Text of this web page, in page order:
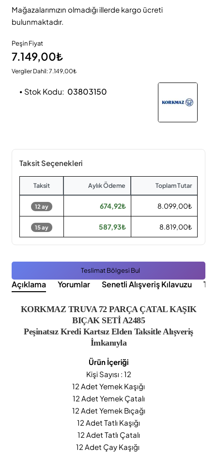
Mağazalarımızın olmadığı illerde kargo ücreti
bulunmaktadır.
Peşin Fiyat
7.149,00₺
Vergiler Dahil: 7.149,00₺
Stok Kodu: 03803150
Taksit Seçenekleri
Taksit Aylık Ödeme Toplam Tutar
12 ay 674,92₺ 8.099,00₺
15 ay 587,93₺ 8.819,00₺
Teslimat Bölgesi Bul
Açıklama Yorumlar Senetli Alışveriş Kılavuzu
KORKMAZ TRUVA 72 PARÇA ÇATAL KAŞIK
BIÇAK SETİ A2485
Peşinatsız Kredi Kartsız Elden Taksitle Alışveriş
İmkanıyla
Ürün İçeriği
Kişi Sayısı : 12
12 Adet Yemek Kaşığı
12 Adet Yemek Çatalı
12 Adet Yemek Bıçağı
12 Adet Tatlı Kaşığı
12 Adet Tatlı Çatalı
12 Adet Çay Kaşığı